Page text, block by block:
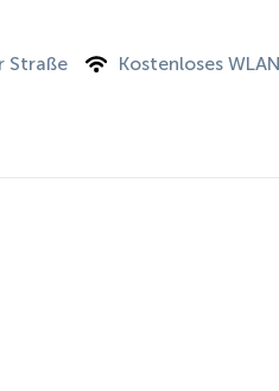
Straße Kostenloses WLAN